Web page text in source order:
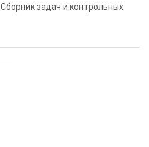
Сборник задач и контрольных